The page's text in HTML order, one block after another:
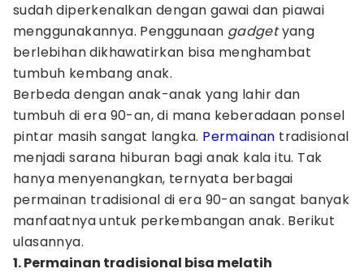
sudah diperkenalkan dengan gawai dan piawai
menggunakannya. Penggunaan gadgetyang
berlebihan dikhawatirkan bisa menghambat
tumbuh kembang anak.
Berbeda dengan anak-anak yang lahir dan
tumbuh di era 90-an, di mana keberadaan ponsel
pintar masih sangat langka. Permainan tradisional
menjadi sarana hiburan bagi anak kala itu. Tak
hanya menyenangkan, ternyata berbagai
permainan tradisional di era 90-an sangat banyak
manfaatnya untuk perkembangan anak. Berikut
ulasannya.
1. Permainan tradisional bisa melatih